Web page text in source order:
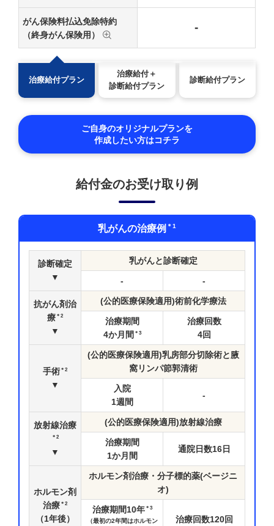
がん保険料払込免除特約
（終身がん保険用）
-
治療給付プラン
治療給付＋
診断給付プラン
診断給付プラン
ご自身のオリジナルプランを
作成したい方はコチラ
給付金のお受け取り例
乳がんの治療例 ＊1
診断確定
▼
乳がんと診断確定
- -
抗がん剤治
療 ＊2
▼
(公的医療保険適用)術前化学療法
治療期間
4か月間＊3
治療回数
4回
手術 ＊2
▼
(公的医療保険適用)乳房部分切除術と腋
窩リンパ節郭清術
入院
1週間
-
放射線治療
＊2
▼
(公的医療保険適用)放射線治療
治療期間
1か月間
通院日数16日
ホルモン剤
治療 ＊2
（1年後）
ホルモン剤治療・分子標的薬(ベージニ
オ)
治療期間10年＊3
（最初の2年間はホルモン
治療回数120回